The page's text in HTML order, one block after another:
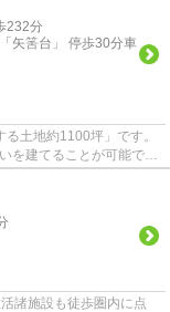
232分
矢筈台」 停歩30分車
土地約1100坪」です。
を建てることが可能で
諸施設も徒歩圏内に点